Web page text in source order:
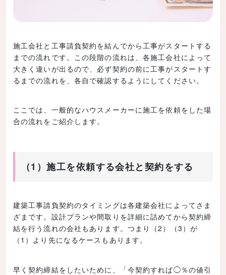
施工会社と工事請負契約を結んでから工事がスタートする
までの流れです。この段階の流れは、各施工会社によって
大きく違いが出るので、必ず契約の前に工事がスタートす
るまでの流れを、各自で確認するようにしてください。
ここでは、一般的なハウスメーカーに施工を依頼をした場
合の流れをご紹介します。
（1）施工を依頼する会社と契約をする
建築工事請負契約のタイミングは各建築会社によってさま
ざまです。設計プランや間取りを詳細に詰めてから契約締
結を行う流れの会社もあります。つまり（2）（3）が
（1）より先になるケースもあります。
早く契約締結をしたいために、「今契約すれば◯％の値引